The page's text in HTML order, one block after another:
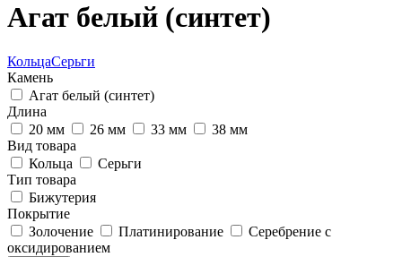
Агат белый (синтет)
КольцаСерьги
Камень
Агат белый (синтет)
Длина
20 мм
26 мм 33 мм
38 мм
Вид товара
Кольца
Серьги
Тип товара
Бижутерия
Покрытие
Золочение
Платинирование
Серебрение с
оксидированием